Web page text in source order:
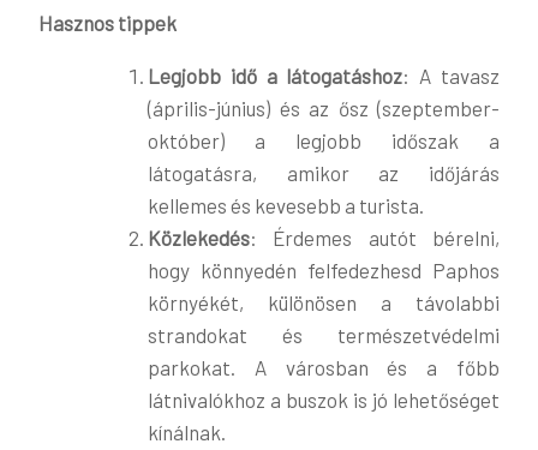
Hasznos tippek
Legjobb idő a látogatáshoz: A tavasz
(április-június) és az ősz (szeptember-
október) a legjobb időszak a
látogatásra, amikor az időjárás
kellemes és kevesebb a turista​​.
Közlekedés: Érdemes autót bérelni,
hogy könnyedén felfedezhesd Paphos
környékét, különösen a távolabbi
strandokat és természetvédelmi
parkokat. A városban és a főbb
látnivalókhoz a buszok is jó lehetőséget
kínálnak​​.